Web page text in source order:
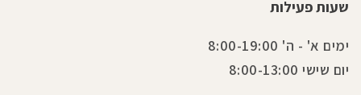
שעות פעילות
ימים א' - ה' 8:00-19:00
יום שישי 8:00-13:00